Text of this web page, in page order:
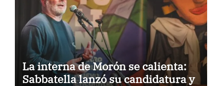
La interna de Morón se calienta:
Sabbatella lanzó su candidatura y